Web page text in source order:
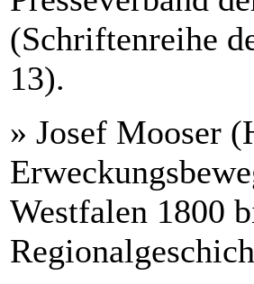
(Schriftenreihe
13).
» Josef Mooser
Westfalen 1800